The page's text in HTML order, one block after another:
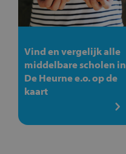
Vind en vergelijk alle
middelbare scholen in
De Heurne e.o. op de
kaart